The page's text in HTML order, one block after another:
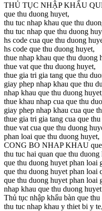
THỦ TỤC NHẬP KHẨU
que thu duong huyet,
thu tuc nhap khau que thu
thu tuc nhap que thu duong
hs code cua que thu duong
hs code que thu duong huyet,
thue nhap khau que thu duong
thue vat que thu duong huyet,
thue gia tri gia tang que thu
giay phep nhap khau que thu
nhap khau que thu duong
thue khau nhap cua que thu
giay phep nhap khau cua que
thue gia tri gia tang cua que
thue vat cua que thu duong
phan loai que thu duong huyet,
CONG BO NHAP KHAU que
thu tuc hai quan que thu duong
que thu duong huyet phan loai
que thu duong huyet phan loai
que thu duong huyet phan loai
nhap khau que thu duong
Thủ tục nhập khẩu bàn que
thu tuc nhap khau y thiet bi y te,